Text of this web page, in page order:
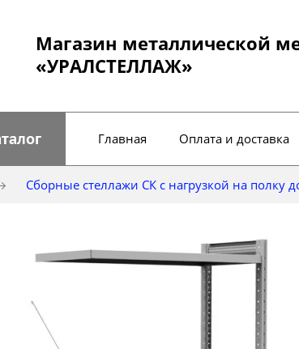
Магазин металлической
«УРАЛСТЕЛЛАЖ»
Главная Оплата и доставка
Сборные стеллажи СК с нагрузкой на полку